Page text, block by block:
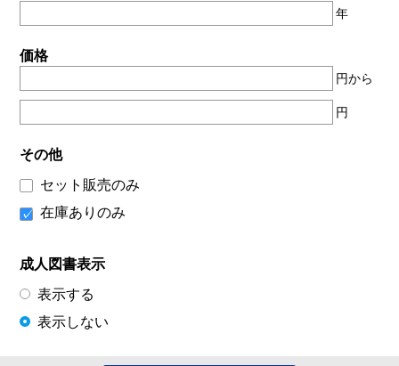
年
価格
円から
円
その他
セット販売のみ
在庫ありのみ
成人図書表示
表示する
表示しない